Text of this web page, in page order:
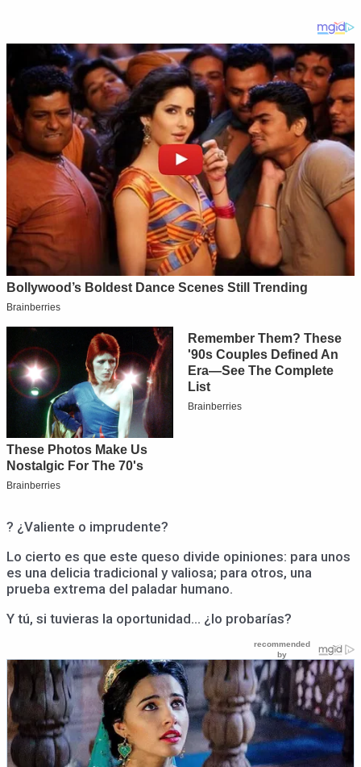
? ¿Valiente o imprudente?
Lo cierto es que este queso divide opiniones: para unos
es una delicia tradicional y valiosa; para otros, una
prueba extrema del paladar humano.
Y tú, si tuvieras la oportunidad… ¿lo probarías?